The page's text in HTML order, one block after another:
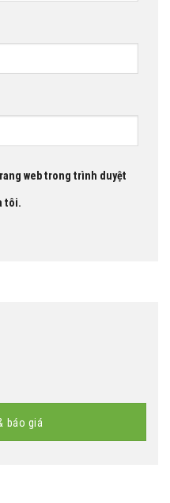
web trong trình duyệt
tôi.
báo giá